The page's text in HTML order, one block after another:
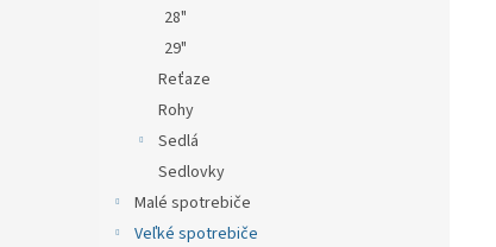
28"
29"
Reťaze
Rohy
Sedlá
Sedlovky
Malé spotrebiče
Veľké spotrebiče